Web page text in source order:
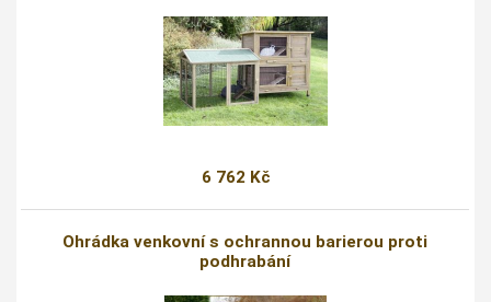
6 762 Kč
Ohrádka venkovní s ochrannou barierou proti
podhrabání